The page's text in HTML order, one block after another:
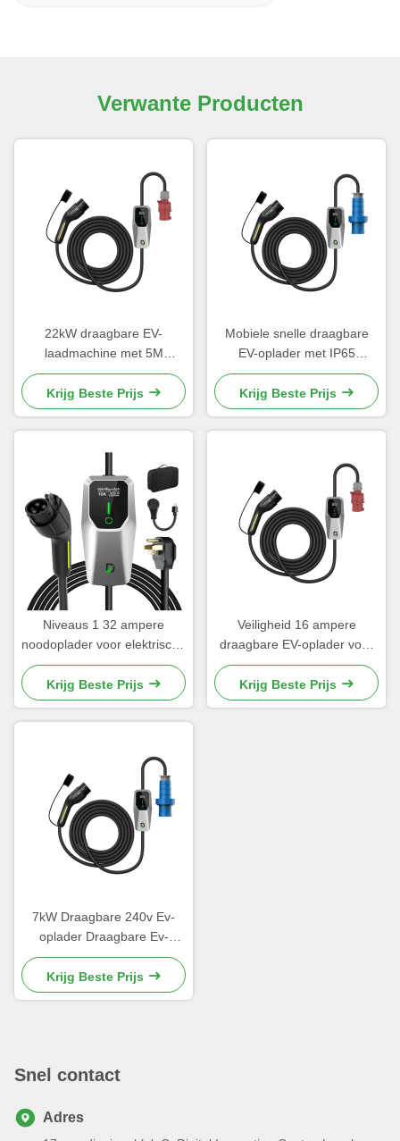
Verwante Producten
22kW draagbare EV-
laadmachine met 5M
industriële CEE-plugs
Krijg Beste Prijs
Mobiele snelle draagbare
EV-oplader met IP65
ingangbescherming
Krijg Beste Prijs
Niveaus 1 32 ampere
noodoplader voor elektrische
auto's Draagbare oplader
voor elektrische voertuigen
Krijg Beste Prijs
Veiligheid 16 ampere
draagbare EV-oplader voor
noodgebruik in elektrische
voertuigen
Krijg Beste Prijs
7kW Draagbare 240v Ev-
oplader Draagbare Ev-
batterijoplader enkelfasige
32A
Krijg Beste Prijs
Snel contact
Adres